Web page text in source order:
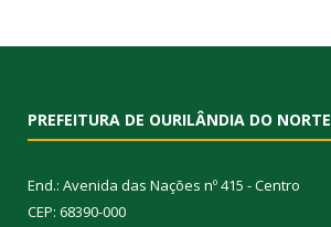
PREFEITURA DE OURILÂNDIA DO NORTE
End.: Avenida das Nações nº 415 - Centro
CEP: 68390-000